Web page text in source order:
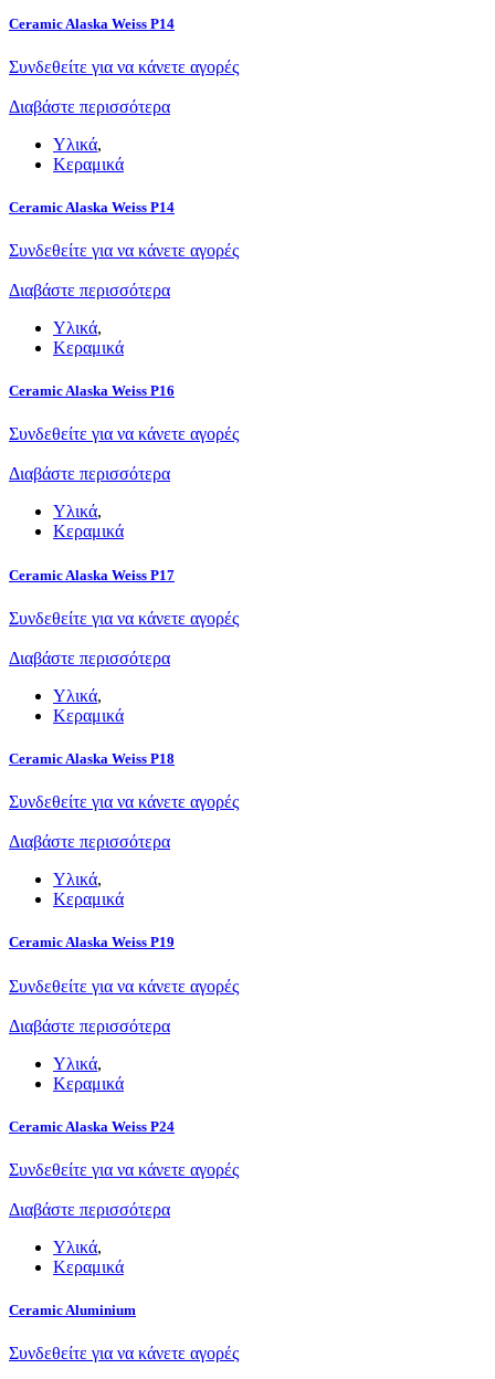
Ceramic Alaska Weiss P14
Συνδεθείτε για να κάνετε αγορές
Διαβάστε περισσότερα
Υλικά,
Κεραμικά
Ceramic Alaska Weiss P14
Συνδεθείτε για να κάνετε αγορές
Διαβάστε περισσότερα
Υλικά,
Κεραμικά
Ceramic Alaska Weiss P16
Συνδεθείτε για να κάνετε αγορές
Διαβάστε περισσότερα
Υλικά,
Κεραμικά
Ceramic Alaska Weiss P17
Συνδεθείτε για να κάνετε αγορές
Διαβάστε περισσότερα
Υλικά,
Κεραμικά
Ceramic Alaska Weiss P18
Συνδεθείτε για να κάνετε αγορές
Διαβάστε περισσότερα
Υλικά,
Κεραμικά
Ceramic Alaska Weiss P19
Συνδεθείτε για να κάνετε αγορές
Διαβάστε περισσότερα
Υλικά,
Κεραμικά
Ceramic Alaska Weiss P24
Συνδεθείτε για να κάνετε αγορές
Διαβάστε περισσότερα
Υλικά,
Κεραμικά
Ceramic Aluminium
Συνδεθείτε για να κάνετε αγορές